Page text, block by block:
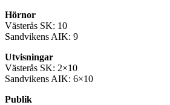
Hörnor
Västerås SK: 10
Sandvikens AIK: 9
Utvisningar
Västerås SK: 2×10
Sandvikens AIK: 6×10
Publik